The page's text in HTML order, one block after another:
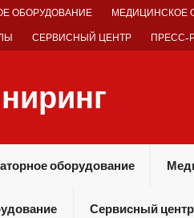
ОБОРУДОВАНИЕ МЕДИЦИНСКОЕ
СЕРВИСНЫЙ ЦЕНТР ПРЕСС-
оборудование
Сервисный центр